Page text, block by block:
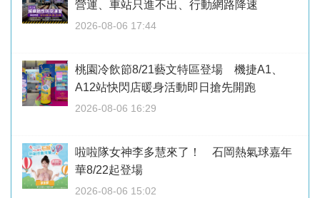
營運、車站只進不出、行動網路降速
2026-08-06 17:44
桃園冷飲節8/21藝文特區登場 機捷A1、
A12站快閃店暖身活動即日搶先開跑
2026-08-06 16:29
啦啦隊女神李多慧來了！ 石岡熱氣球嘉年
華8/22起登場
2026-08-06 15:02